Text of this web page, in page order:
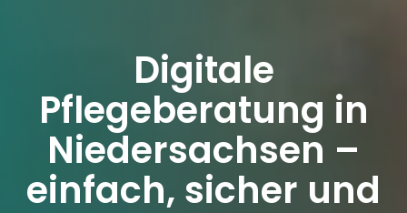
Digitale
Pflegeberatung in
Niedersachsen –
einfach, sicher und